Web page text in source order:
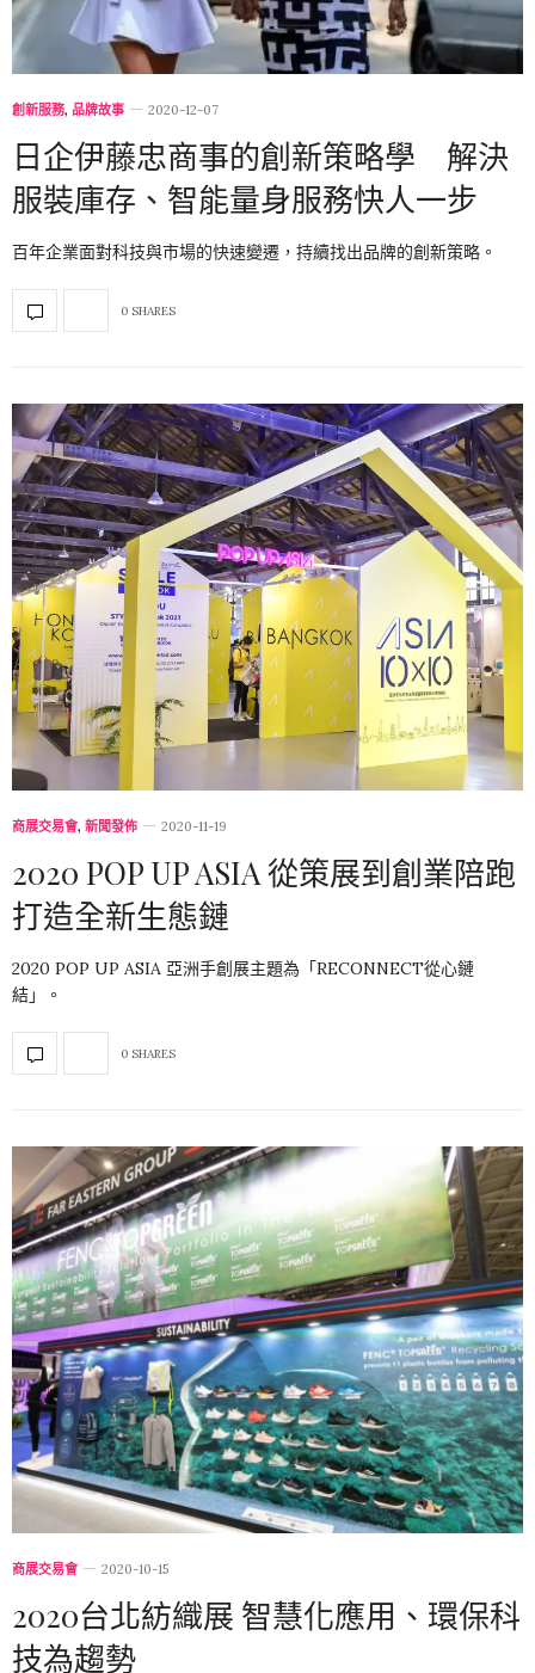
創新服務, 品牌故事 2020-12-07
日企伊藤忠商事的創新策略學 解決
服裝庫存、智能量身服務快人一步
百年企業面對科技與市場的快速變遷，持續找出品牌的創新策略。
0 SHARES
商展交易會, 新聞發佈 2020-11-19
2020 POP UP ASIA 從策展到創業陪跑
打造全新生態鏈
2020 POP UP ASIA 亞洲手創展主題為「RECONNECT從心鏈
結」。
0 SHARES
商展交易會 2020-10-15
2020台北紡織展 智慧化應用、環保科
技為趨勢